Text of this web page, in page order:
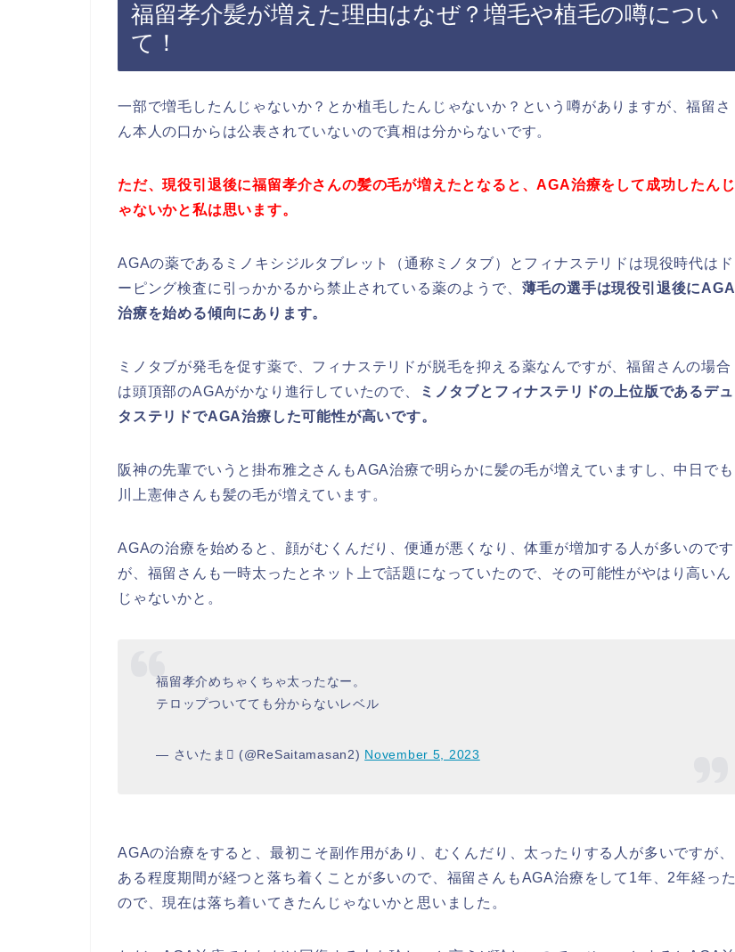
福留孝介髪が増えた理由はなぜ？増毛や植毛の噂につい
て！
一部で増毛したんじゃないか？とか植毛したんじゃないか？という噂がありますが、福留さ
ん本人の口からは公表されていないので真相は分からないです。
ただ、現役引退後に福留孝介さんの髪の毛が増えたとなると、AGA治療をして成功したんじ
ゃないかと私は思います。
AGAの薬であるミノキシジルタブレット（通称ミノタブ）とフィナステリドは現役時代はド
ーピング検査に引っかかるから禁止されている薬のようで、 薄毛の選手は現役引退後にAGA
治療を始める傾向にあります。
ミノタブが発毛を促す薬で、フィナステリドが脱毛を抑える薬なんですが、福留さんの場合
は頭頂部のAGAがかなり進行していたので、
ミノタブとフィナステリドの上位版であるデュ
タステリドでAGA治療した可能性が高いです。
阪神の先輩でいうと掛布雅之さんもAGA治療で明らかに髪の毛が増えていますし、中日でも
川上憲伸さんも髪の毛が増えています。
AGAの治療を始めると、顔がむくんだり、便通が悪くなり、体重が増加する人が多いのです
が、福留さんも一時太ったとネット上で話題になっていたので、その可能性がやはり高いん
じゃないかと。
福留孝介めちゃくちゃ太ったなー。
テロップついてても分からないレベル
— さいたま (@ReSaitamasan2) November 5, 2023
AGAの治療をすると、最初こそ副作用があり、むくんだり、太ったりする人が多いですが、
ある程度期間が経つと落ち着くことが多いので、福留さんもAGA治療をして1年、2年経った
ので、現在は落ち着いてきたんじゃないかと思いました。